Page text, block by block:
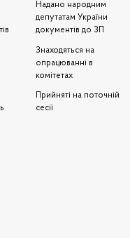
Надано народним
депутатам України
документів до ЗП
Знаходяться на
опрацюванні в
комітетах
Прийняті на поточній
сесії